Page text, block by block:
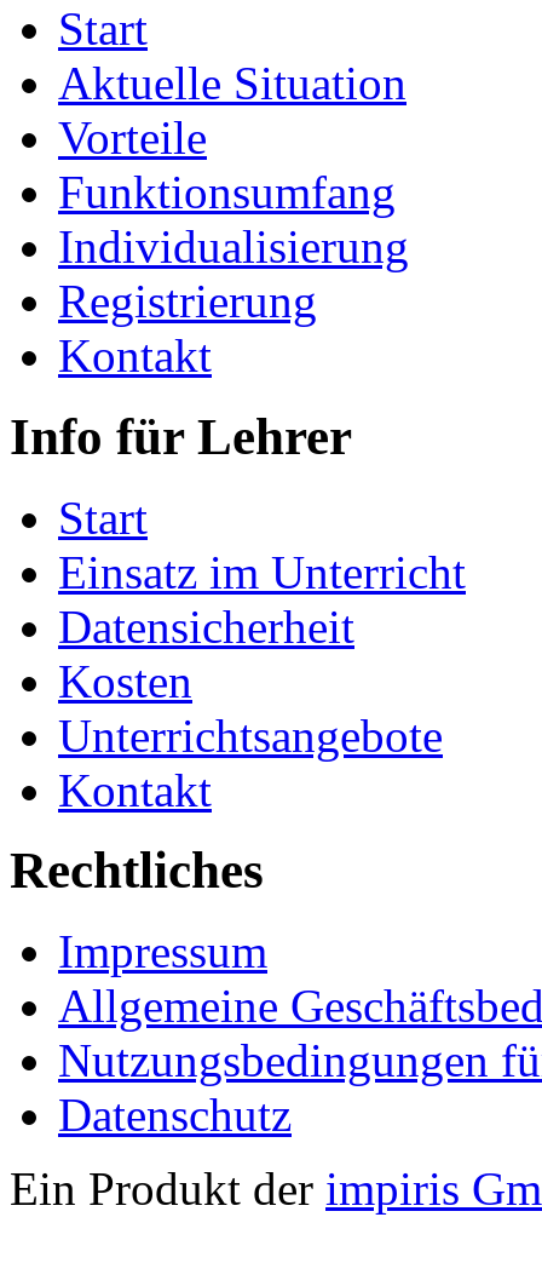
Start
Aktuelle Situation
Vorteile
Funktionsumfang
Individualisierung
Registrierung
Kontakt
Info für Lehrer
Start
Einsatz im Unterricht
Datensicherheit
Kosten
Unterrichtsangebote
Kontakt
Rechtliches
Impressum
Allgemeine
Nutzungsbedingungen
Datenschutz
Ein Produkt der impiris